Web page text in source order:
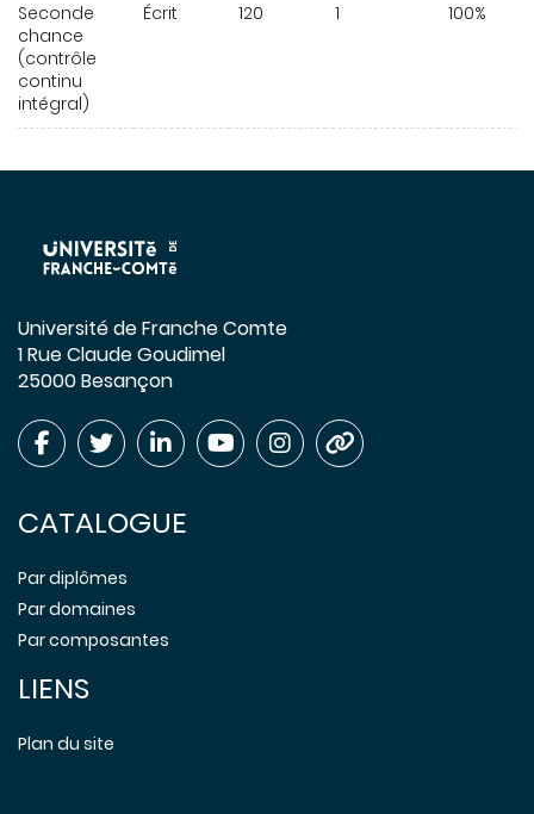
Seconde
chance
(contrôle
continu
intégral)
Écrit 120 1 100%
Université de Franche Comte
1 Rue Claude Goudimel
25000 Besançon
CATALOGUE
Par diplômes
Par domaines
Par composantes
LIENS
Plan du site